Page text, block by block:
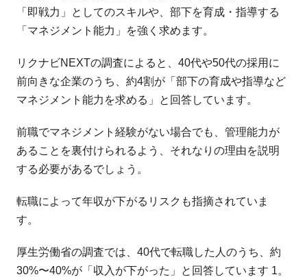
「即戦力」としてのスキルや、部下を育成・指導する
「マネジメント能力」を強く求めます。
リクナビNEXTの調査によると、40代や50代の採用に
前向きな企業のうち、約4割が「部下の育成や指導など
マネジメント能力を求める」と回答しています。
前職でマネジメント経験がない場合でも、管理能力が
あることを裏付けられるよう、それなりの理由を説明
する必要があるでしょう。
転職によって年収が下がるリスクも指摘されていま
す。
厚生労働省の調査では、40代で転職した人のうち、約
30%〜40%が「収入が下がった」と回答しています 1。